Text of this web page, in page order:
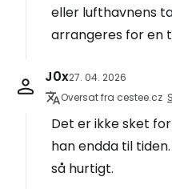
eller lufthavnens
arrangeres for en
J0x27. 04. 2026
Oversat fra cestee.cz
Det er ikke sket
han endda til
så hurtigt.